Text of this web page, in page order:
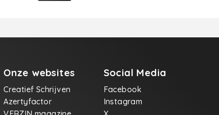
Onze websites
Creatief Schrijven
Azertyfactor
Social Media
Facebook
Instagram